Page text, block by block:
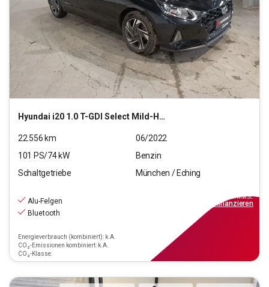
Hyundai i20 1.0 T-GDI Select Mild-Hybrid (EURO 6d)(OPF)
22.556 km
06/2022
101 PS/74kW
Benzin
Schaltgetriebe
München / Eching
Alu-Felgen
Bluetooth
Energieverbrauch (kombiniert): k.A.
CO₂-Emissionen kombiniert: k.A.
CO₂-Klasse:
inkl.MwSt.
finanzieren